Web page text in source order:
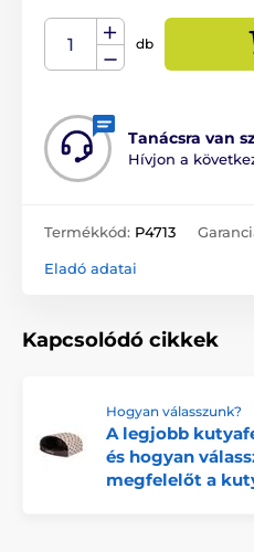
db
Tanácsra van
Hívjon a
Termékkód: P4713
Eladó adatai
Kapcsolódó cikkek
Hogyan válasszunk?
A legjobb
és hogyan
megfelelőt a